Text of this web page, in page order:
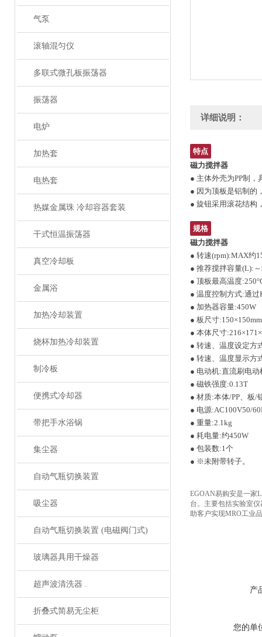
气泵
滚轴混匀仪
多联式微孔板振荡器
振荡器
电炉
加热套
电热套
热媒金属珠 冷却容器套装
干式恒温振荡器
真空冷却板
金属浴
加热冷却装置
烧杯加热冷却装置
制冷板
便携式冷却器
带把手水浴锅
集尘器
自动气瓶切换装置
吸尘器
自动气瓶切换装置 (电磁阀门式)
玻璃器具用干燥器
超声波清洗器 .
折叠式简易无尘柜
详细说明：
特点
磁力搅拌器
● 主体外壳为PP制
● 因为顶板是铝制的
● 旋钮采用滚花结构
规格
磁力搅拌器
● 转速(rpm):MAX约
● 推荐搅拌容量(L):
● 顶板最高温度
● 温度控制方式:通过
● 加热器容量:450W
● 板尺寸:150×150mm
● 本体尺寸
● 转速、温度设定方
● 转速、温度显示方
● 电动机:直流刷电动
● 磁铁强度:0.13T
● 材质:本体/PP、板/
● 电源:AC100V50/
● 重量:2.1kg
● 耗电量:约450W
● 包装数:1个
● ※未附带转子。
EGOAN易购安是一家
台。主要包括实验室
助客户实现MRO工业
产
您的单